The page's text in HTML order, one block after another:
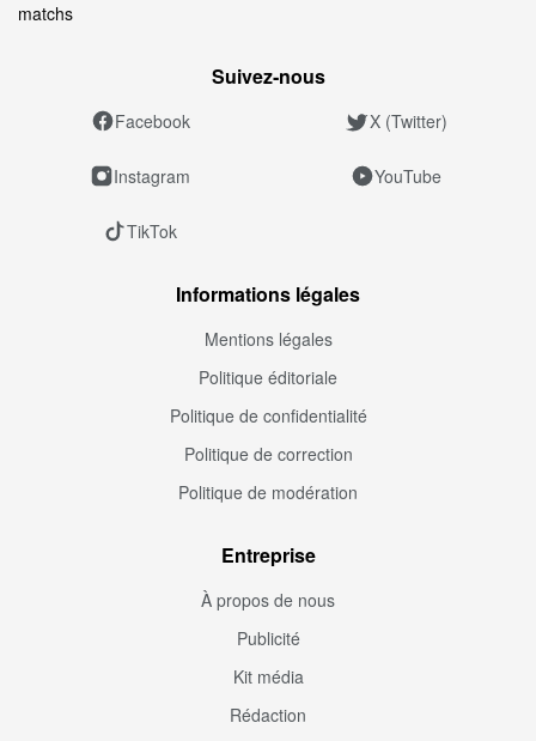
matchs
Suivez‑nous
Facebook X (Twitter)
Instagram YouTube
TikTok
Informations légales
Mentions légales
Politique éditoriale
Politique de confidentialité
Politique de correction
Politique de modération
Entreprise
À propos de nous
Publicité
Kit média
Rédaction